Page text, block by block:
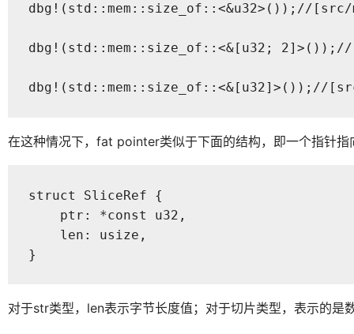
dbg!(std::mem::size_of::<&u32>());//
dbg!(std::mem::size_of::<&[u32;
dbg!(std::mem::size_of::<&[u32]>());//
在这种情况下，fat pointer类似于下面的结构，即一个指针
struct SliceRef {
    ptr: *const u32,
    len: usize,
}
对于str类型，len表示字节长度值；对于切片类型，表示的是